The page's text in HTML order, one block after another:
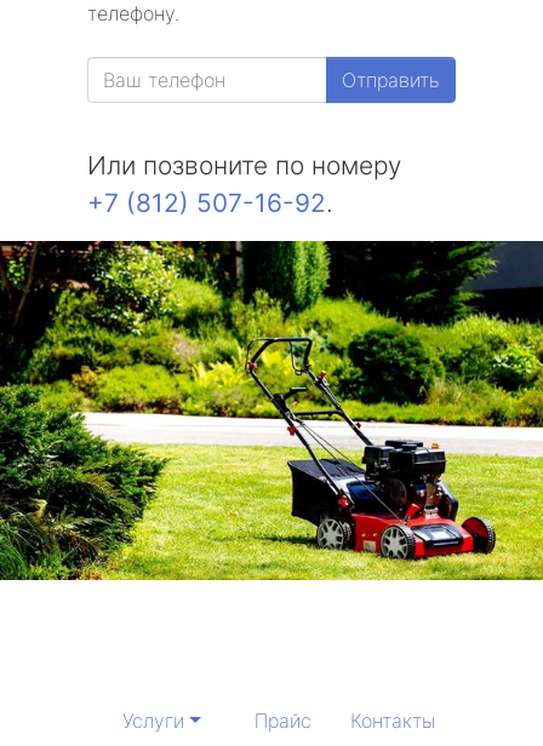
телефону.
Отправить
Или позвоните по номеру
+7 (812) 507-16-92.
Услуги Прайс Контакты